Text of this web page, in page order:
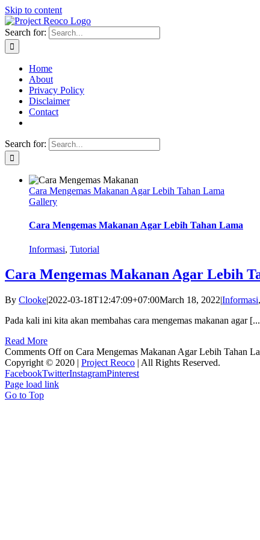
Skip to content
Search for:
Home
About
Privacy Policy
Disclaimer
Contact
Search for:
Cara Mengemas Makanan Agar Lebih Tahan Lama
Gallery
Cara Mengemas Makanan Agar Lebih Tahan Lama
Informasi, Tutorial
Cara Mengemas Makanan Agar Lebih
By Clooke|2022-03-18T12:47:09+07:00March 18, 2022|Informasi,
Pada kali ini kita akan membahas cara mengemas makanan agar
Read More
Comments Offon Cara Mengemas Makanan Agar Lebih Tahan
Copyright © 2020 | Project Reoco | All Rights Reserved.
FacebookTwitterInstagramPinterest
Page load link
Go to Top